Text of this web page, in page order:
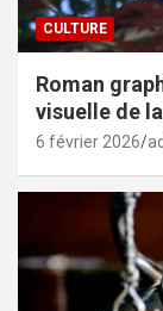
CULTURE
Roman
visuelle de
6 février 2026